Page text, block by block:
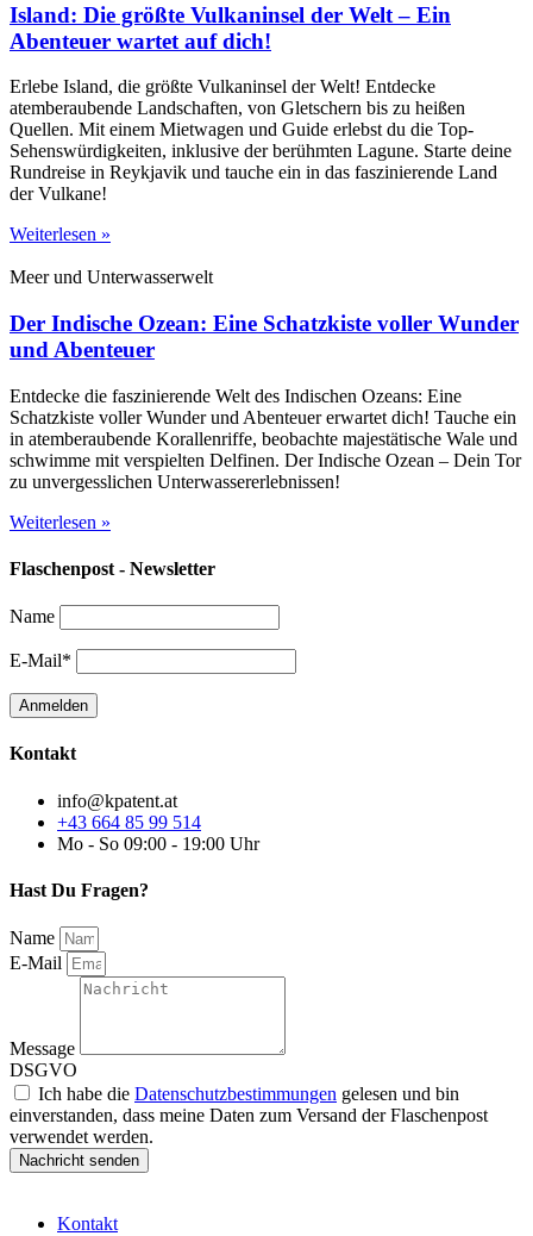
Island: Die größte Vulkaninsel der Welt – Ein
Abenteuer wartet auf dich!
Erlebe Island, die größte Vulkaninsel der Welt! Entdecke
atemberaubende Landschaften, von Gletschern bis zu heißen
Quellen. Mit einem Mietwagen und Guide erlebst du die Top-
Sehenswürdigkeiten, inklusive der berühmten Lagune. Starte deine
Rundreise in Reykjavik und tauche ein in das faszinierende Land
der Vulkane!
Weiterlesen »
Meer und Unterwasserwelt
Der Indische Ozean: Eine Schatzkiste voller Wunder
und Abenteuer
Entdecke die faszinierende Welt des Indischen Ozeans: Eine
Schatzkiste voller Wunder und Abenteuer erwartet dich! Tauche ein
in atemberaubende Korallenriffe, beobachte majestätische Wale und
schwimme mit verspielten Delfinen. Der Indische Ozean – Dein Tor
zu unvergesslichen Unterwassererlebnissen!
Weiterlesen »
Flaschenpost - Newsletter
Name
E-Mail*
Kontakt
info@kpatent.at
+43 664 85 99 514
Mo - So 09:00 - 19:00 Uhr
Hast Du Fragen?
Name
E-Mail
Message
DSGVO
Ich habe die Datenschutzbestimmungen gelesen und bin
einverstanden, dass meine Daten zum Versand der Flaschenpost
verwendet werden.
Nachricht senden
Kontakt